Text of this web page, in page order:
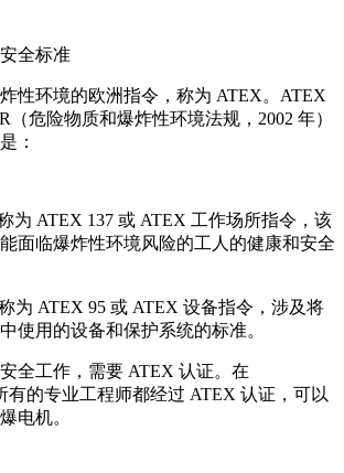
全标准
性环境的欧洲指令，称为 ATEX。 ATEX
（危险物质和爆炸性环境法规， 2002 年）
：
为 ATEX 137 或 ATEX 工作场所指令，该
面临爆炸性环境风险的工人的健康和安全
为 ATEX 95 或 ATEX 设备指令，涉及将
使用的设备和保护系统的标准。
全工作，需要 ATEX 认证。在
有的专业工程师都经过 ATEX 认证，可以
电机。